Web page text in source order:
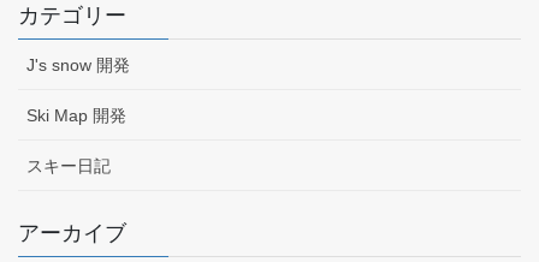
カテゴリー
J's snow 開発
Ski Map 開発
スキー日記
アーカイブ